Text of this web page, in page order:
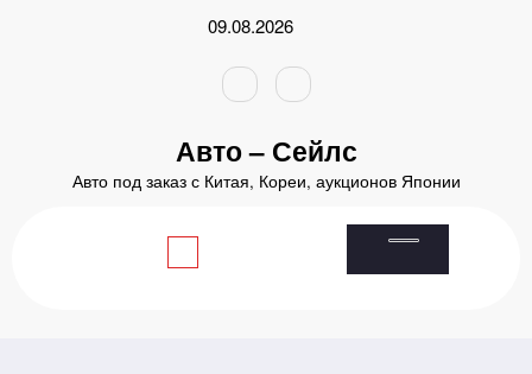
09.08.2026
Авто – Сейлс
Авто под заказ с Китая, Кореи, аукционов Японии
Транзитная декларация во Владивостоке: где подать и сроки